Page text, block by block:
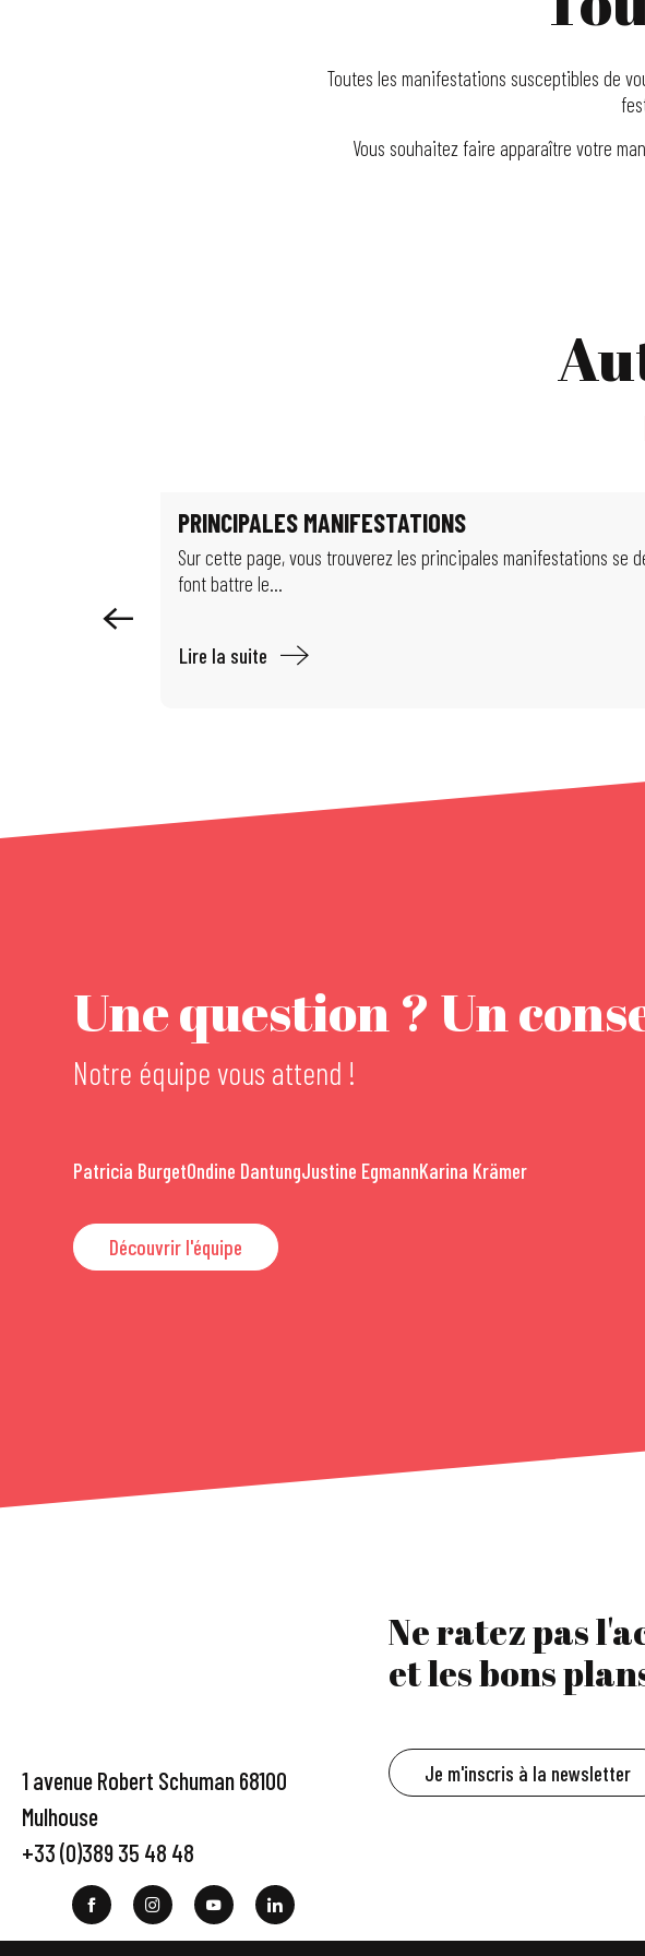
Toutes les manifestations susceptibles de
Vous souhaitez faire apparaître votre
Exposition - Migrations & climat : comment habiter notre monde ?
Exposition : Les puits disparus
PRINCIPALES MANIFESTATIONS
Sur cette page, vous trouverez les principales manifestations se
font battre le...
Lire la suite
Une question ? Un
Notre équipe vous attend !
Patricia BurgetOndine DantungJustine EgmannKarina Krämer
Découvrir l'équipe
1 avenue Robert Schuman 68100
Mulhouse
+33 (0)389 35 48 48
Ne ratez pas
et les bons
Je m'inscris à la newsletter